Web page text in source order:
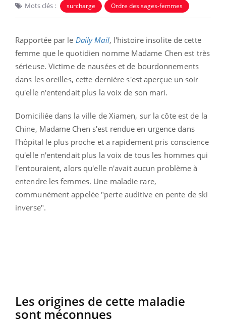
Mots clés : surcharge Ordre des sages-femmes
Rapportée par le Daily Mail, l'histoire insolite de cette
femme que le quotidien nomme Madame Chen est très
sérieuse. Victime de nausées et de bourdonnements
dans les oreilles, cette dernière s'est aperçue un soir
qu'elle n'entendait plus la voix de son mari.
Domiciliée dans la ville de Xiamen, sur la côte est de la
Chine, Madame Chen s'est rendue en urgence dans
l'hôpital le plus proche et a rapidement pris conscience
qu'elle n'entendait plus la voix de tous les hommes qui
l'entouraient, alors qu'elle n'avait aucun problème à
entendre les femmes. Une maladie rare,
communément appelée "perte auditive en pente de ski
inverse".
Les origines de cette maladie
sont méconnues